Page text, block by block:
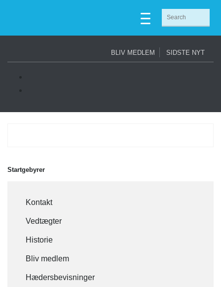
BLIV MEDLEM SIDSTE NYT
Startgebyrer
Kontakt
Vedtægter
Historie
Bliv medlem
Hædersbevisninger